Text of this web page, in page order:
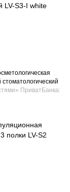
LV-S3-I white
ПриватБанка